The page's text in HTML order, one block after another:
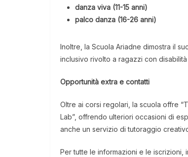
danza viva (11-15 anni)
palco danza (16-26 anni)
Inoltre, la Scuola Ariadne dimostra il
inclusivo rivolto a ragazzi con
Opportunità extra e contatti
Oltre ai corsi regolari, la scuola offre
Lab”, offrendo ulteriori occasioni di
anche un servizio di tutoraggio
Per tutte le informazioni e le iscrizioni,